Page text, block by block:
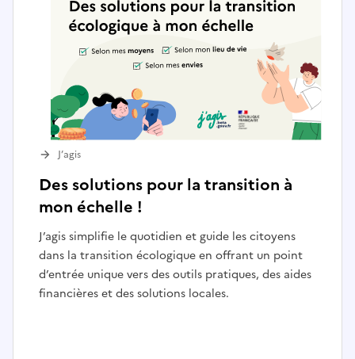
Des solutions pour la transition à
mon échelle !
J’agis simplifie le quotidien et guide les citoyens
dans la transition écologique en offrant un point
d’entrée unique vers des outils pratiques, des aides
financières et des solutions locales.
J’agis